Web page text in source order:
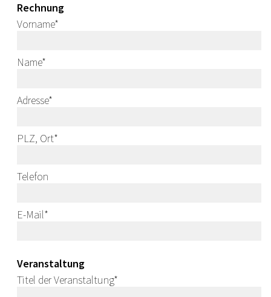
Rechnung
Vorname*
Name*
Adresse*
PLZ, Ort*
Telefon
E-Mail*
Veranstaltung
Titel der Veranstaltung*